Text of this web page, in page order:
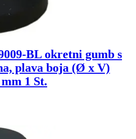
BL okretni gumb s
plava boja (Ø x V)
1 St.